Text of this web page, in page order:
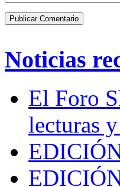
Noticias
El Foro
lecturas